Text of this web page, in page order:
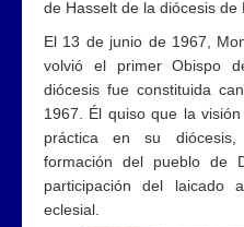
de Hasselt de la diócesis de
El 13 de junio de 1967,
volvió el primer Obispo
diócesis fue constituida
1967. Él quiso que la
práctica en su diócesis,
formación del pueblo de
participación del laicado
eclesial.